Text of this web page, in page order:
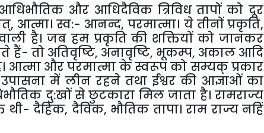
और आधिदैविक त्रिविध तापों को दूर
आत्मा। स्व:- आनन्द, परमात्मा। ये तीनों प्रकृति,
है। जब हम प्रकृति की शक्तियों को जानकर
हैं- तो अतिवृष्टि, अनावृष्टि, भूकम्प, अकाल आदि
आत्मा और परमात्मा के स्वरूप को सम्यक् प्रकार
में लीन रहने तथा ईश्वर की आज्ञाओं का
दु:खों से छुटकारा मिल जाता है। रामराज्य
थी- दैहिक, दैविक, भौतिक तापा। राम राज्य नहिं